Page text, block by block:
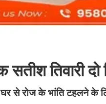
तिवारी दो
से रोज के भांति टहलने के